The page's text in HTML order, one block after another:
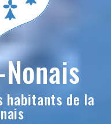
habitants de la